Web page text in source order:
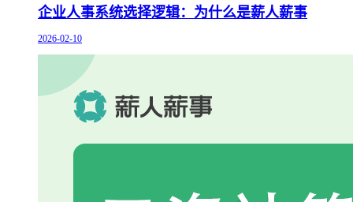
企业人事系统选择逻辑：为什么是薪人薪事
2026-02-10